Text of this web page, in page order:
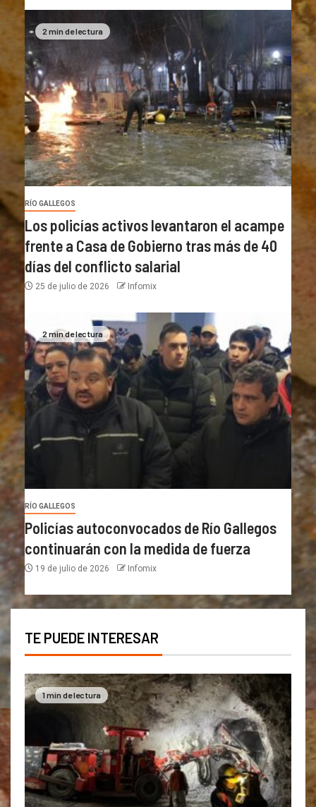
2 min de lectura
RÍO GALLEGOS
Los policías activos levantaron el acampe
frente a Casa de Gobierno tras más de 40
días del conflicto salarial
25 de julio de 2026 Infomix
2 min de lectura
RÍO GALLEGOS
Policías autoconvocados de Río Gallegos
continuarán con la medida de fuerza
19 de julio de 2026 Infomix
TE PUEDE INTERESAR
1 min de lectura